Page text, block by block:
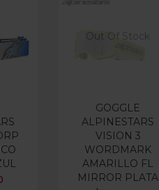
Out Of Stock
GOGGLE
ALPINESTARS
VISION 3
WORDMARK
AMARILLO FL
MIRROR PLATA